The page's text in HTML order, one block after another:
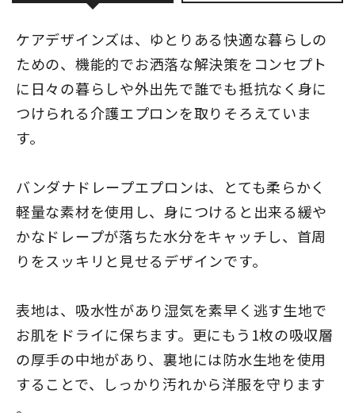
ケアデザインズは、ゆとりある快適な暮らしの
ための、機能的でお洒落な解決策をコンセプト
に日々の暮らしや外出先で誰でも抵抗なく身に
つけられる介護エプロンを取りそろえていま
す。
バンダナドレープエプロンは、とても柔らかく
軽量な素材を使用し、身につけると出来る緩や
かなドレープが落ちた水分をキャッチし、首周
りをスッキリと見せるデザインです。
表地は、吸水性があり湿気を素早く逃す生地で
お肌をドライに保ちます。更にもう1枚の吸収層
の厚手の中地があり、裏地には防水生地を使用
することで、しっかり汚れから洋服を守ります
。